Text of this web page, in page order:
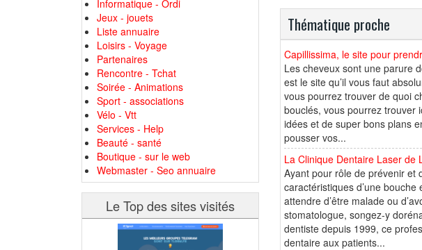
Informatique - Ordi
Jeux - jouets
Liste annuaire
Loisirs - Voyage
Partenaires
Rencontre - Tchat
Soirée - Animations
Sport - associations
Vélo - Vtt
Services - Help
Beauté - santé
Boutique - sur le web
Webmaster - Seo annuaire
Le Top des sites visités
Thématique proche
Capillissima, le site pour
Les cheveux sont une parure
est le site qu’il vous faut
vous pourrez trouver de quoi
bouclés, vous pourrez trouver
idées et de super bons plans
pousser vos...
La Clinique Dentaire Laser de
Ayant pour rôle de prévenir et
caractéristiques d’une
attendre d’être malade ou
stomatologue, songez-y
dentiste depuis 1999, ce
dentaire aux patients...